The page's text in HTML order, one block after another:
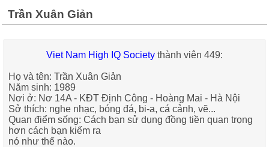
Trần Xuân Giản
Viet Nam High IQ Societythành viên 449:
Họ và tên: Trần Xuân Giản
Năm sinh: 1989
Nơi ở: Nơ 14A - KĐT Định Công - Hoàng Mai - Hà Nội
Sở thích: nghe nhạc, bóng đá, bi-a, cá cảnh, vẽ...
Quan điểm sống: Cách bạn sử dụng đồng tiền quan trọng
hơn cách bạn kiếm ra
nó như thế nào.